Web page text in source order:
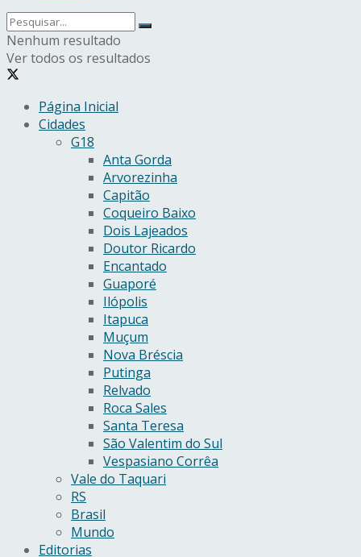
Nenhum resultado
Ver todos os resultados
Página Inicial
Cidades
G18
Anta Gorda
Arvorezinha
Capitão
Coqueiro Baixo
Dois Lajeados
Doutor Ricardo
Encantado
Guaporé
Ilópolis
Itapuca
Muçum
Nova Bréscia
Putinga
Relvado
Roca Sales
Santa Teresa
São Valentim do Sul
Vespasiano Corrêa
Vale do Taquari
RS
Brasil
Mundo
Editorias